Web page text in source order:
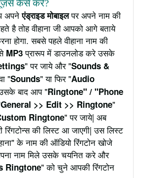
कैसे करे?
अपनेएंड्राइड मोबाइलपर अपने नाम की
है तोह वीहाना जी आपको आगे बताये
होगा. सबसे पहले वीहाना नाम की
MP3प्रारूप में डाउनलोड करे उसके
" पर जाये और "Sounds &
"Sounds" या फिर "Audio
बाद आप "Ringtone" / "Phone
General >> Edit >> Ringtone"
Ringtone" पर जाये| अब
रिंगटोन्स की लिस्ट आ जाएगी| उस लिस्ट
के नाम की ऑडियो रिंगटोन खोजे
नाम मिले उसके चयनित करे और
Ringtone" को चुने आपकी रिंगटोन